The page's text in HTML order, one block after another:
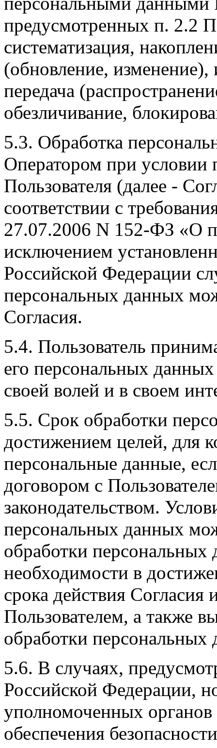
предусмотренных п. 2.2
систематизация,
(обновление, изменение),
передача
обезличивание,
5.3. Обработка
Оператором при условии
Пользователя (далее -
соответствии с
27.07.2006 N 152-ФЗ «О
исключением
Российской Федерации
персональных данных
Согласия.
5.4. Пользователь
его персональных
своей волей и в своем
5.5. Срок обработки
достижением целей, для
персональные данные,
договором с
законодательством.
персональных данных
обработки персональных
необходимости в
срока действия Согласия
Пользователем, а также
обработки персональных
5.6. В случаях,
Российской Федерации,
уполномоченных органов
обеспечения